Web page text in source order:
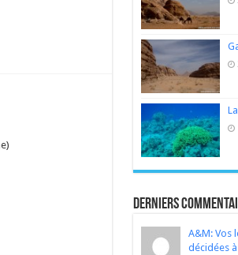
Derniers
A&M: Vos
décidées